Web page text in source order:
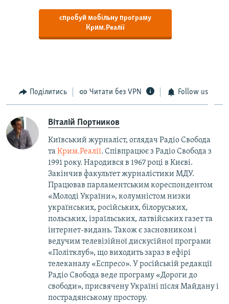
спробуй мобільну програму
Крим.Реалії
Поділитись Читати без VPN Follow us
Віталій Портников
Київський журналіст, оглядач Радіо Свобода
та Крим.Реалії. Співпрацює з Радіо Свобода з
1991 року. Народився в 1967 році в Києві.
Закінчив факультет журналістики МДУ.
Працював парламентським кореспондентом
«Молоді України», колумністом низки
українських, російських, білоруських,
польських, ізраїльських, латвійських газет та
інтернет-видань. Також є засновником і
ведучим телевізійної дискусійної програми
«Політклуб», що виходить зараз в ефірі
телеканалу «Еспресо». У російській редакції
Радіо Свобода веде програму «Дороги до
свободи», присвячену Україні після Майдану і
пострадянському простору.